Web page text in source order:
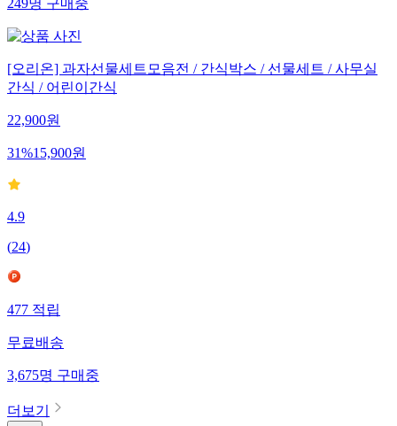
249명구매중
[오리온] 과자선물세트모음전 / 간식박스 / 선물세트 / 사무실
간식 / 어린이간식
22,900원
31%15,900원
4.9
(24)
477적립
무료배송
3,675명구매중
더보기